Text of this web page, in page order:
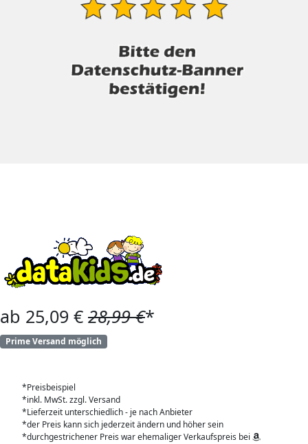
ab 25,09 € 28,99 €*
Prime Versand möglich
*Preisbeispiel
*inkl. MwSt. zzgl. Versand
*Lieferzeit unterschiedlich - je nach Anbieter
*der Preis kann sich jederzeit ändern und höher sein
*durchgestrichener Preis war ehemaliger Verkaufspreis bei